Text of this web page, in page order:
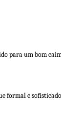
para um bom
formal e